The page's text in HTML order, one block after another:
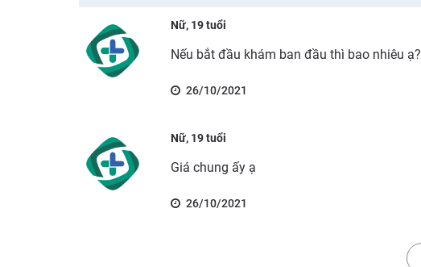
Nữ, 19 tuổi
Nếu bắt đầu khám ban đầu thì bao nhiêu ạ?
26/10/2021
Nữ, 19 tuổi
Giá chung ấy ạ
26/10/2021